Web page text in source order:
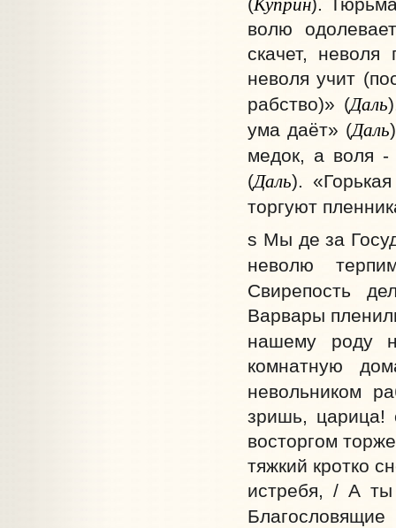
волю
скачет,
неволя учит
рабство)» (Даль
ума даёт» (Даль
медок, а воля -
(Даль).
торгуют
s Мы де за
неволю
Свирепость
Варвары
нашему роду
комнатную
невольником
зришь, царица!
восторгом
тяжкий кротко
истребя, / А